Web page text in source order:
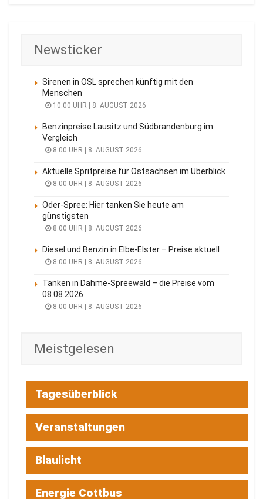
Newsticker
Sirenen in OSL sprechen künftig mit den
Menschen
10:00 UHR | 8. AUGUST 2026
Benzinpreise Lausitz und Südbrandenburg im
Vergleich
8:00 UHR | 8. AUGUST 2026
Aktuelle Spritpreise für Ostsachsen im Überblick
8:00 UHR | 8. AUGUST 2026
Oder-Spree: Hier tanken Sie heute am
günstigsten
8:00 UHR | 8. AUGUST 2026
Diesel und Benzin in Elbe-Elster – Preise aktuell
8:00 UHR | 8. AUGUST 2026
Tanken in Dahme-Spreewald – die Preise vom
08.08.2026
8:00 UHR | 8. AUGUST 2026
Meistgelesen
Tagesüberblick
Veranstaltungen
Blaulicht
Energie Cottbus